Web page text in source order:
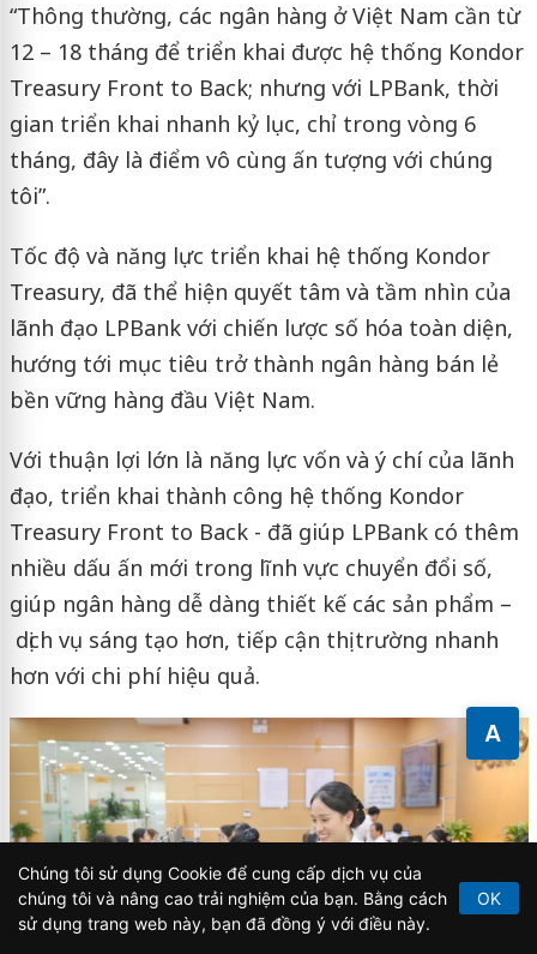
A
“Thông thường, các ngân hàng ở Việt Nam cần từ
12 – 18 tháng để triển khai được hệ thống Kondor
Treasury Front to Back; nhưng với LPBank, thời
gian triển khai nhanh kỷ lục, chỉ trong vòng 6
tháng, đây là điểm vô cùng ấn tượng với chúng
tôi”.
Tốc độ và năng lực triển khai hệ thống Kondor
Treasury, đã thể hiện quyết tâm và tầm nhìn của
lãnh đạo LPBank với chiến lược số hóa toàn diện,
hướng tới mục tiêu trở thành ngân hàng bán lẻ
bền vững hàng đầu Việt Nam.
Với thuận lợi lớn là năng lực vốn và ý chí của lãnh
đạo, triển khai thành công hệ thống Kondor
Treasury Front to Back - đã giúp LPBank có thêm
nhiều dấu ấn mới trong lĩnh vực chuyển đổi số,
giúp ngân hàng dễ dàng thiết kế các sản phẩm –
dịch vụ sáng tạo hơn, tiếp cận thị trường nhanh
hơn với chi phí hiệu quả.
Chúng tôi sử dụng Cookie để cung cấp dịch vụ của
chúng tôi và nâng cao trải nghiệm của bạn. Bằng cách
sử dụng trang web này, bạn đã đồng ý với điều này.
OK